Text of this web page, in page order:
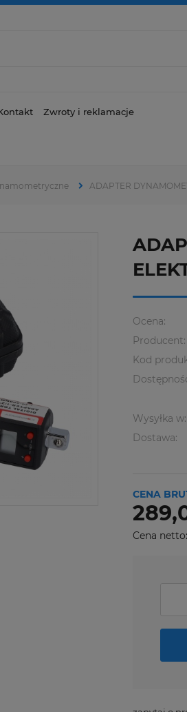
Zwroty i reklamacje
ADAPTER
Ocena:
Producent:
Kod
Wysyłka w:
Dostawa:
CENA
Cena netto: